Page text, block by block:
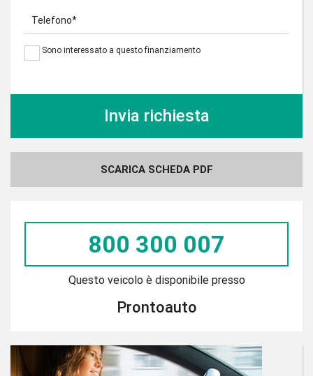
Telefono*
Sono interessato a questo finanziamento
SCARICA SCHEDA PDF
800 300 007
Questo veicolo è disponibile presso
Prontoauto